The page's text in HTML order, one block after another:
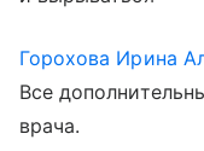
Горохова Ирина
Все
врача.